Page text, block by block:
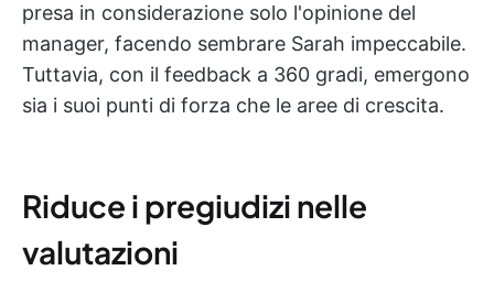
presa in considerazione solo l'opinione del
manager, facendo sembrare Sarah impeccabile.
Tuttavia, con il feedback a 360 gradi, emergono
sia i suoi punti di forza che le aree di crescita.
Riduce i pregiudizi nelle
valutazioni